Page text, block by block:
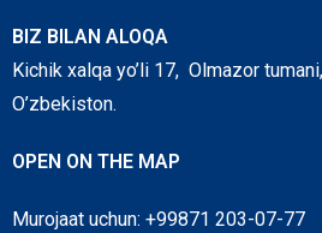
BIZ BILAN ALOQA
Kichik xalqa yo’li 17, Olmazor
O’zbekiston.
OPEN ON THE MAP
Murojaat uchun: +99871 203-07-77